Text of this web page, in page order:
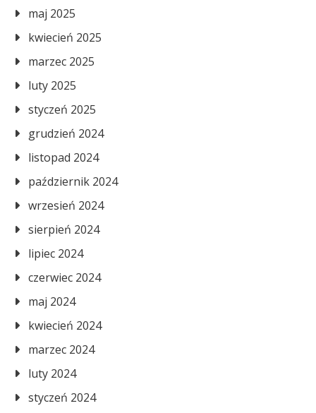
maj 2025
kwiecień 2025
marzec 2025
luty 2025
styczeń 2025
grudzień 2024
listopad 2024
październik 2024
wrzesień 2024
sierpień 2024
lipiec 2024
czerwiec 2024
maj 2024
kwiecień 2024
marzec 2024
luty 2024
styczeń 2024